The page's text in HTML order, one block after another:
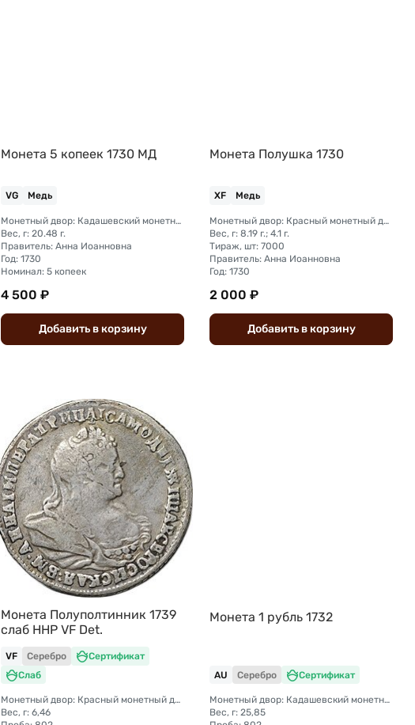
Монета 5 копеек 1730 МД
VG Медь
Монетный двор: Кадашевский монетный двор (Москва)
Вес, г: 20.48 г.
Правитель: Анна Иоанновна
Год: 1730
Номинал: 5 копеек
4 500 ₽
Добавить вкорзину
Монета Полушка 1730
XF Медь
Монетный двор: Красный монетный двор (Москва)
Вес, г: 8.19 г.; 4.1 г.
Тираж, шт: 7000
Правитель: Анна Иоанновна
Год: 1730
2 000 ₽
Добавить вкорзину
Монета Полуполтинник 1739
слаб ННР VF Det.
VF Серебро
Сертификат
Слаб
Монетный двор: Красный монетный двор (Москва)
Вес, г: 6,46
Монета 1 рубль 1732
AU Серебро Сертификат
Монетный двор: Кадашевский монетный двор (Москва)
Вес, г: 25,85